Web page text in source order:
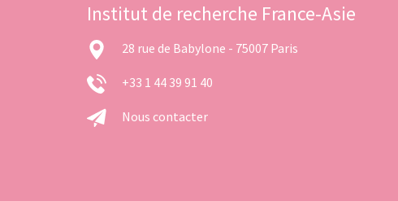
Institut de recherche France-Asie
28 rue de Babylone - 75007 Paris
+33 1 44 39 91 40
Nous contacter